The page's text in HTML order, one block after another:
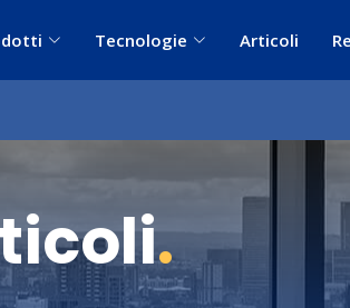
Tecnologie Articoli
.